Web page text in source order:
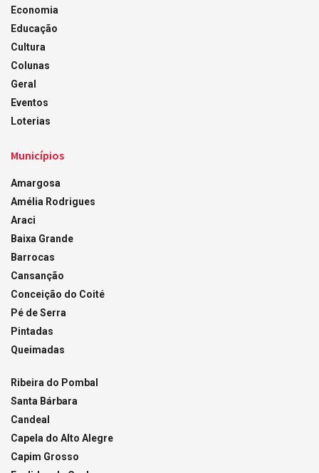
Economia
Educação
Cultura
Colunas
Geral
Eventos
Loterias
Municípios
Amargosa
Amélia Rodrigues
Araci
Baixa Grande
Barrocas
Cansanção
Conceição do Coité
Pé de Serra
Pintadas
Queimadas
Ribeira do Pombal
Santa Bárbara
Candeal
Capela do Alto Alegre
Capim Grosso